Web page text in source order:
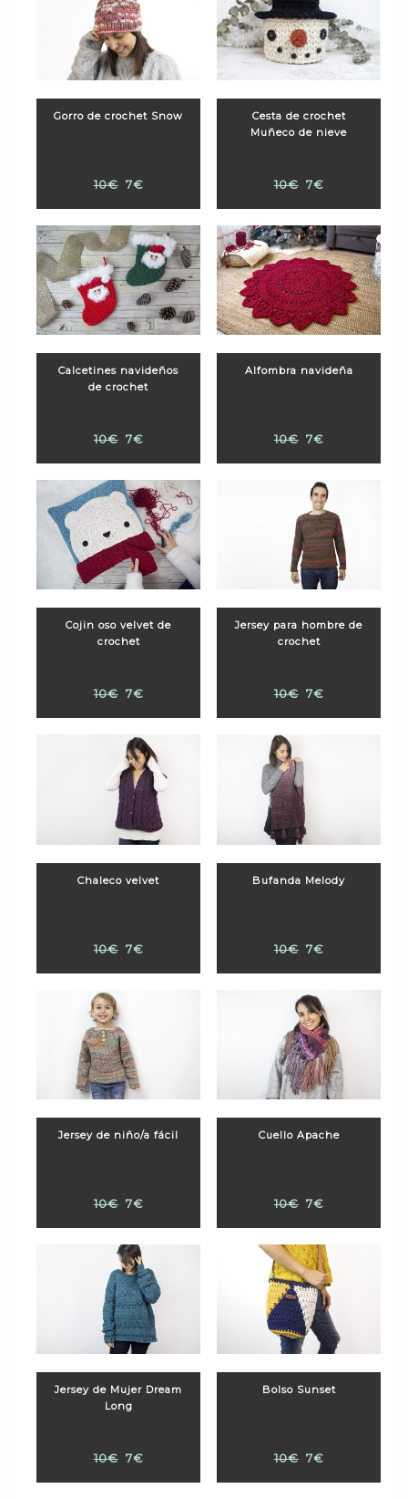
Gorro de crochet Snow
10€ 7€
Cesta de crochet
Muñeco de nieve
10€ 7€
Calcetines navideños
de crochet
10€ 7€
Alfombra navideña
10€ 7€
Cojin oso velvet de
crochet
10€ 7€
Jersey para hombre de
crochet
10€ 7€
Chaleco velvet
10€ 7€
Bufanda Melody
10€ 7€
Jersey de niño/a fácil
10€ 7€
Cuello Apache
10€ 7€
Jersey de Mujer Dream
Long
10€ 7€
Bolso Sunset
10€ 7€